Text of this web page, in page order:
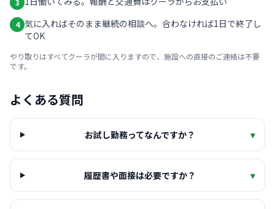
3
4 気に入ればそのまま継続の相談へ。合わなければ1日で終了し
てOK
やり取りはすべてクーラが間に入りますので、施設への直接のご連絡は不要
です。
よくある質問
お試し勤務ってなんですか？ ▾
履歴書や面接は必要ですか？ ▾